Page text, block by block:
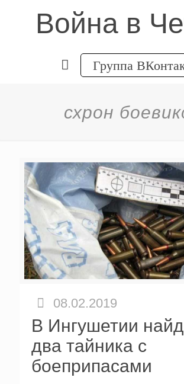
Война в
Группа
схрон
08.02.2019
В Ингушетии
два тайника с
боеприпасами